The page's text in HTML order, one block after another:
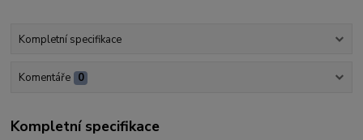
Kompletní specifikace
Komentáře 0
Kompletní specifikace